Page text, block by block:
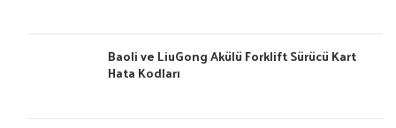
Baoli ve LiuGong Akülü Forklift Sürücü Kart
Hata Kodları